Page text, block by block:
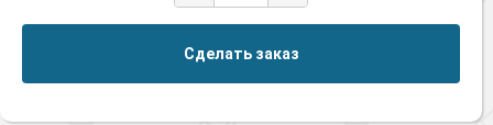
Сделать заказ